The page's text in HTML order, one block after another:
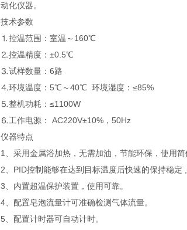
动化仪器。
技术参数
⒈控温范围：室温～160℃
⒉控温精度：±0.5℃
⒊试样数量：6路
⒋环境温度：5℃～40℃ 环境湿度：≤85%
⒌整机功耗：≤1100W
⒍工作电源： AC220V±10%，50Hz
仪器特点
1、采用金属浴加热，无需加油，节能环保，使用简
2、PID控制能够在达到目标温度后快速的保持稳定 ,
3、内置超温保护装置，使用可靠。
4、配置皂泡流量计可准确检测气体流量。
5、配置计时器可自动计时。